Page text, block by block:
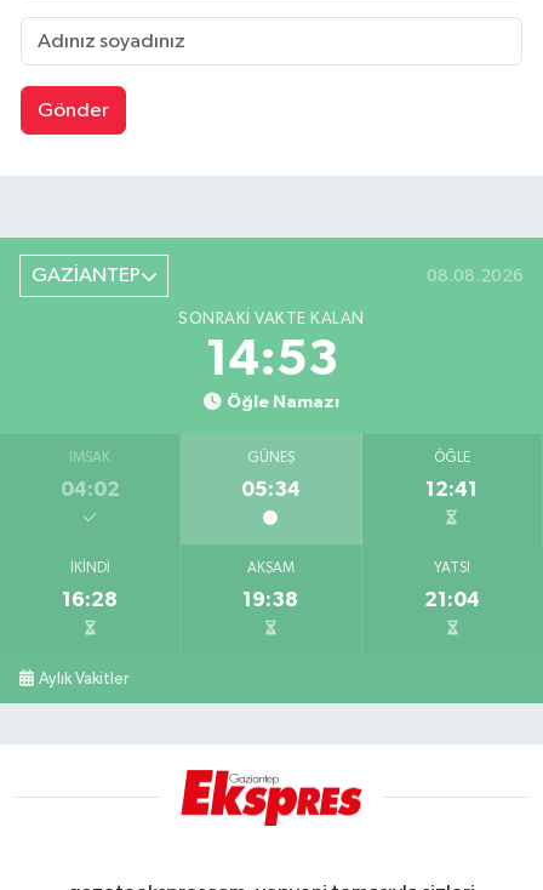
Gönder
GAZİANTEP 08.08.2026
SONRAKI VAKTE KALAN
14:52
Öğle Namazı
İMSAK
04:02
GÜNEŞ
05:34
ÖĞLE
12:41
İKINDI
16:28
AKŞAM
19:38
YATSI
21:04
Aylık Vakitler